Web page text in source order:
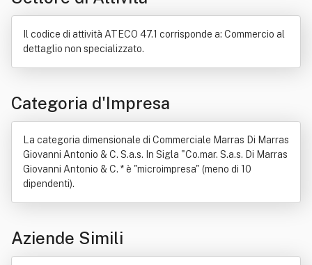
Il codice di attività ATECO 47.1 corrisponde a: Commercio al
dettaglio non specializzato.
Categoria d'Impresa
La categoria dimensionale di Commerciale Marras Di Marras
Giovanni Antonio & C. S.a.s. In Sigla "Co.mar. S.a.s. Di Marras
Giovanni Antonio & C. * è "microimpresa" (meno di 10
dipendenti).
Aziende Simili